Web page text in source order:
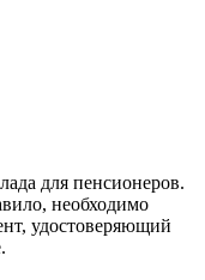
для пенсионеров.
необходимо
удостоверяющий